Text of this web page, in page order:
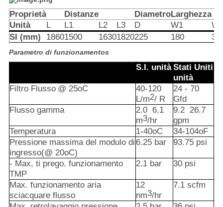
Proprietà Distanze DiametroLarghezza
Unità
L L1 L2 L3 D W1
SI (mm)
18601500 16301820225 180
Parametro di funzionamentos
S.I. unità Stati Uniti
unità
Filtro Flusso @ 25oC
40-120
L/m2/ R
24 - 70
Gfd
Flusso gamma 2.0 6.1
m3/hr
9.2 26.7
gpm
Temperatura
1-40oC 34-104oF
Pressione massima del modulo di
ingresso(@ 20oC)
6.25 bar 93.75 psi
- Max, ti prego. funzionamento
TMP
2.1 bar 30 psi
Max. funzionamento aria
sciacquare flusso
12
nm3/hr
7.1 scfm